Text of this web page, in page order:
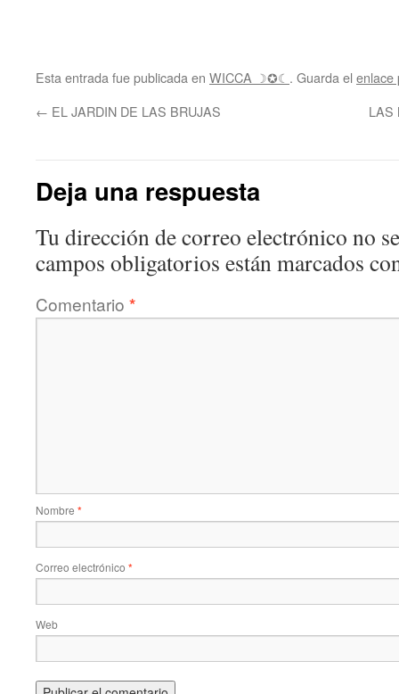
Esta entrada fue publicada en WICCA ☽✪☾ . Guarda el enlace
← EL JARDIN DE LAS BRUJAS LAS
Deja una respuesta
Tu dirección de correo electrónico no
campos obligatorios están marcados
Comentario *
Nombre *
Correo electrónico *
Web